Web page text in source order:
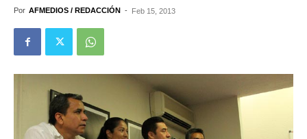
Por AFMEDIOS / REDACCIÓN - Feb 15, 2013